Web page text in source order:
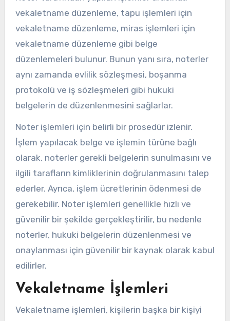
vekaletname düzenleme, tapu işlemleri için
vekaletname düzenleme, miras işlemleri için
vekaletname düzenleme gibi belge
düzenlemeleri bulunur. Bunun yanı sıra, noterler
aynı zamanda evlilik sözleşmesi, boşanma
protokolü ve iş sözleşmeleri gibi hukuki
belgelerin de düzenlenmesini sağlarlar.
Noter işlemleri için belirli bir prosedür izlenir.
İşlem yapılacak belge ve işlemin türüne bağlı
olarak, noterler gerekli belgelerin sunulmasını ve
ilgili tarafların kimliklerinin doğrulanmasını talep
ederler. Ayrıca, işlem ücretlerinin ödenmesi de
gerekebilir. Noter işlemleri genellikle hızlı ve
güvenilir bir şekilde gerçekleştirilir, bu nedenle
noterler, hukuki belgelerin düzenlenmesi ve
onaylanması için güvenilir bir kaynak olarak kabul
edilirler.
Vekaletname İşlemleri
Vekaletname işlemleri, kişilerin başka bir kişiyi